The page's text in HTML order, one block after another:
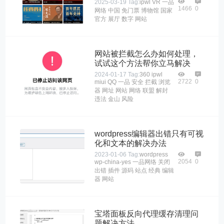
2025-03-19 Tag:ipwl VR 一品
网络 中国 免门票 博物馆 国家
官方 展厅 数字 网站
1466 0
网站被拦截怎么办如何处理，
试试这个方法帮你立马解决
2024-01-17 Tag:360 ipwl
miui QQ 一品 安全 拦截 浏览
器 网址 网站 网络 联盟 解封
违法 金山 风险
2722 0
wordpress编辑器出错只有可视
化和文本的解决办法
2023-01-06 Tag:wordpress
wp-china-yes 一品网络 关闭
出错 插件 源码 站点 经典 编辑
器 网站
2054 0
宝塔面板反向代理缓存清理问